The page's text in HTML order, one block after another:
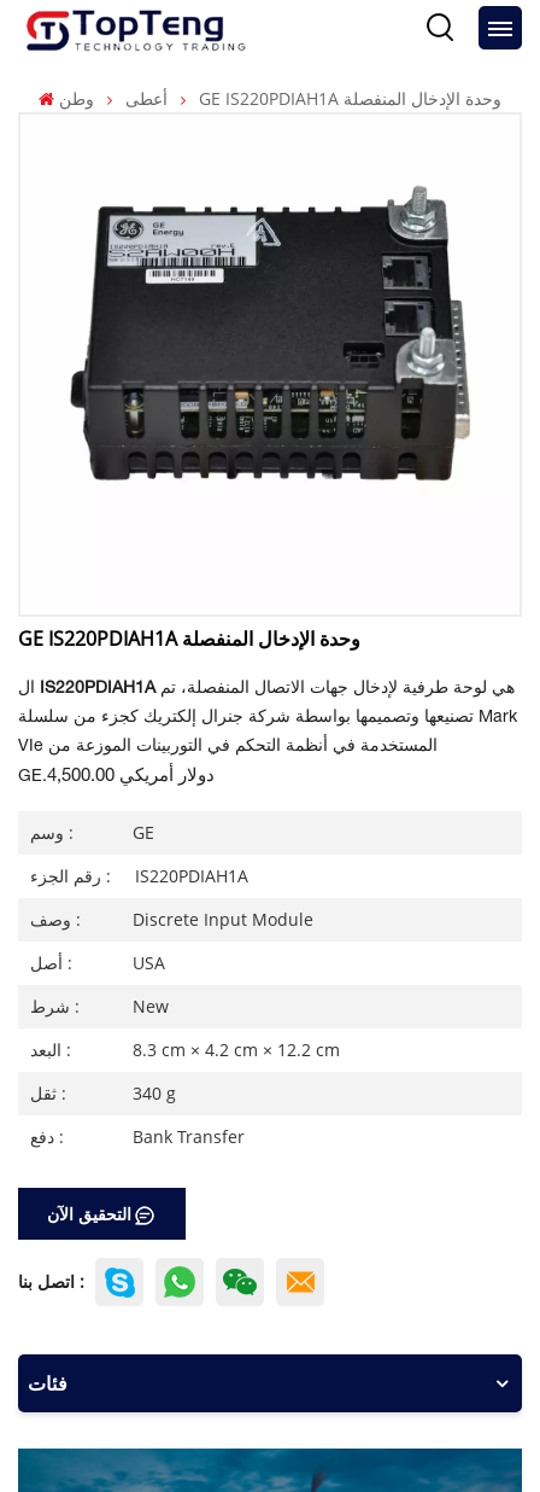
وطن أعطى GE IS220PDIAH1A وحدة الإدخال المنفصلة
GE IS220PDIAH1A وحدة الإدخال المنفصلة
ال IS220PDIAH1Aهي لوحة طرفية لإدخال جهات الاتصال المنفصلة، تم
تصنيعها وتصميمها بواسطة شركة جنرال إلكتريك كجزء من سلسلة Mark
VIe المستخدمة في أنظمة التحكم في التوربينات الموزعة من
GE.
4,500.00 دولار أمريكي
وسم :
GE
رقم الجزء :
IS220PDIAH1A
وصف :
Discrete Input Module
أصل :
USA
شرط :
New
البعد :
8.3 cm × 4.2 cm × 12.2 cm
ثقل :
340 g
دفع :
Bank Transfer
التحقيق الآن
اتصل بنا :
فئات